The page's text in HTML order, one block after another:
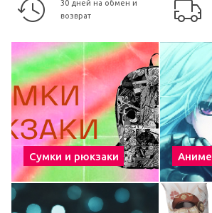
30 дней на обмен и
возврат
Сумки и рюкзаки Аниме